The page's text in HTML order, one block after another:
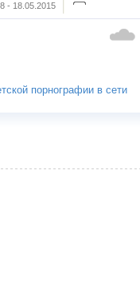
- 18.05.2015
порнографии в сети